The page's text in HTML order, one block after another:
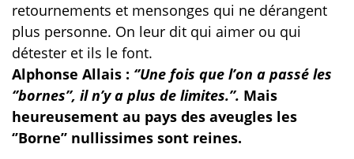
retournements et mensonges qui ne dérangent
plus personne. On leur dit qui aimer ou qui
détester et ils le font.
Alphonse Allais : ‘’Une fois que l’on a passé les
‘’bornes’’, il n’y a plus de limites.’’. Mais
heureusement au pays des aveugles les
‘’Borne’’ nullissimes sont reines.